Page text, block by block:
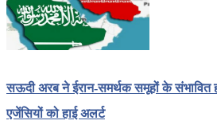
सऊदी अरब ने ईरान-समर्थक समूहों के संभावित
एजेंसियों को हाई अलर्ट